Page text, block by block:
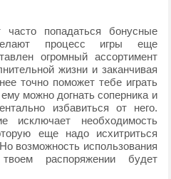
попадаться бонусные
процесс игры еще
огромный ассортимент
жизни и заканчивая
точно поможет тебе играть
можно догнать соперника и
избавиться от него.
исключает необходимость
еще надо исхитриться
возможность использования
распоряжении будет